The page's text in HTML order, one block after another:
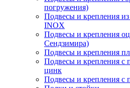
погружения)
Подвесы и крепления
INOX
Подвесы и крепления
Сендзимира)
Подвесы и крепления
Подвесы и крепления с
цинк
Подвесы и крепления с